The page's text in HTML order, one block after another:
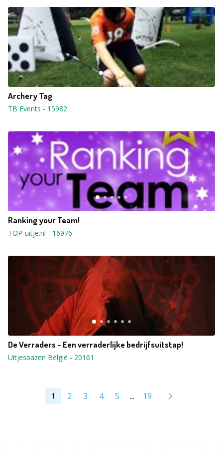
Archery Tag
TB Events - 15982
Ranking your Team!
TOP-uitje.nl - 16976
De Verraders - Een verraderlijke bedrijfsuitstap!
Uitjesbazen België - 20161
1 2 3 4 5 ... 19